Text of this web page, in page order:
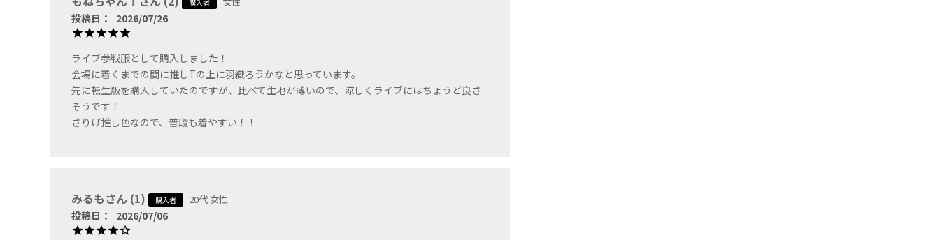
⑦紫煙(ブラック×パ
ープル)
⑧恋霞(ブラック×ピ
ンク)
購入者
投稿日 2026/07/26
ライブ参戦服として購入しました！
会場に着くまでの間に推しTの上に羽織ろうかなと思っています。
先に転生版を購入していたのですが、比べて生地が薄いので、涼しくライブにはちょうど良さ
そうです！
さりげ推し色なので、普段も着やすい！！
みるも 1 購入者 20代 女性
投稿日 2026/07/06